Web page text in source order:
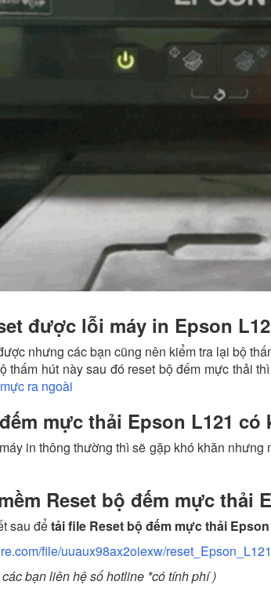
được lỗi máy in Epson
nhưng các bạn cũng nên kiểm tra lại bộ
thấm hút này sau đó reset bộ đếm mực thải
ra ngoài
mực thải Epson L121 có
in thông thường thì sẽ gặp khó khăn
Reset bộ đếm mực thải
sau đểtải file Reset bộ đếm mực thải Epson
file/uuaux98ax2oiexw/
bạn liên hệ số hotline *có tính phí )